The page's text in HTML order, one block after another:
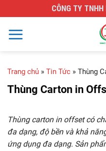
to
content
CÔNG TY
Trang chủ » Tin Tức » Thùng
Thùng Carton in
Thùng carton in offset có
đa dạng, độ bền và khả
ứng dụng đa dạng. Sản